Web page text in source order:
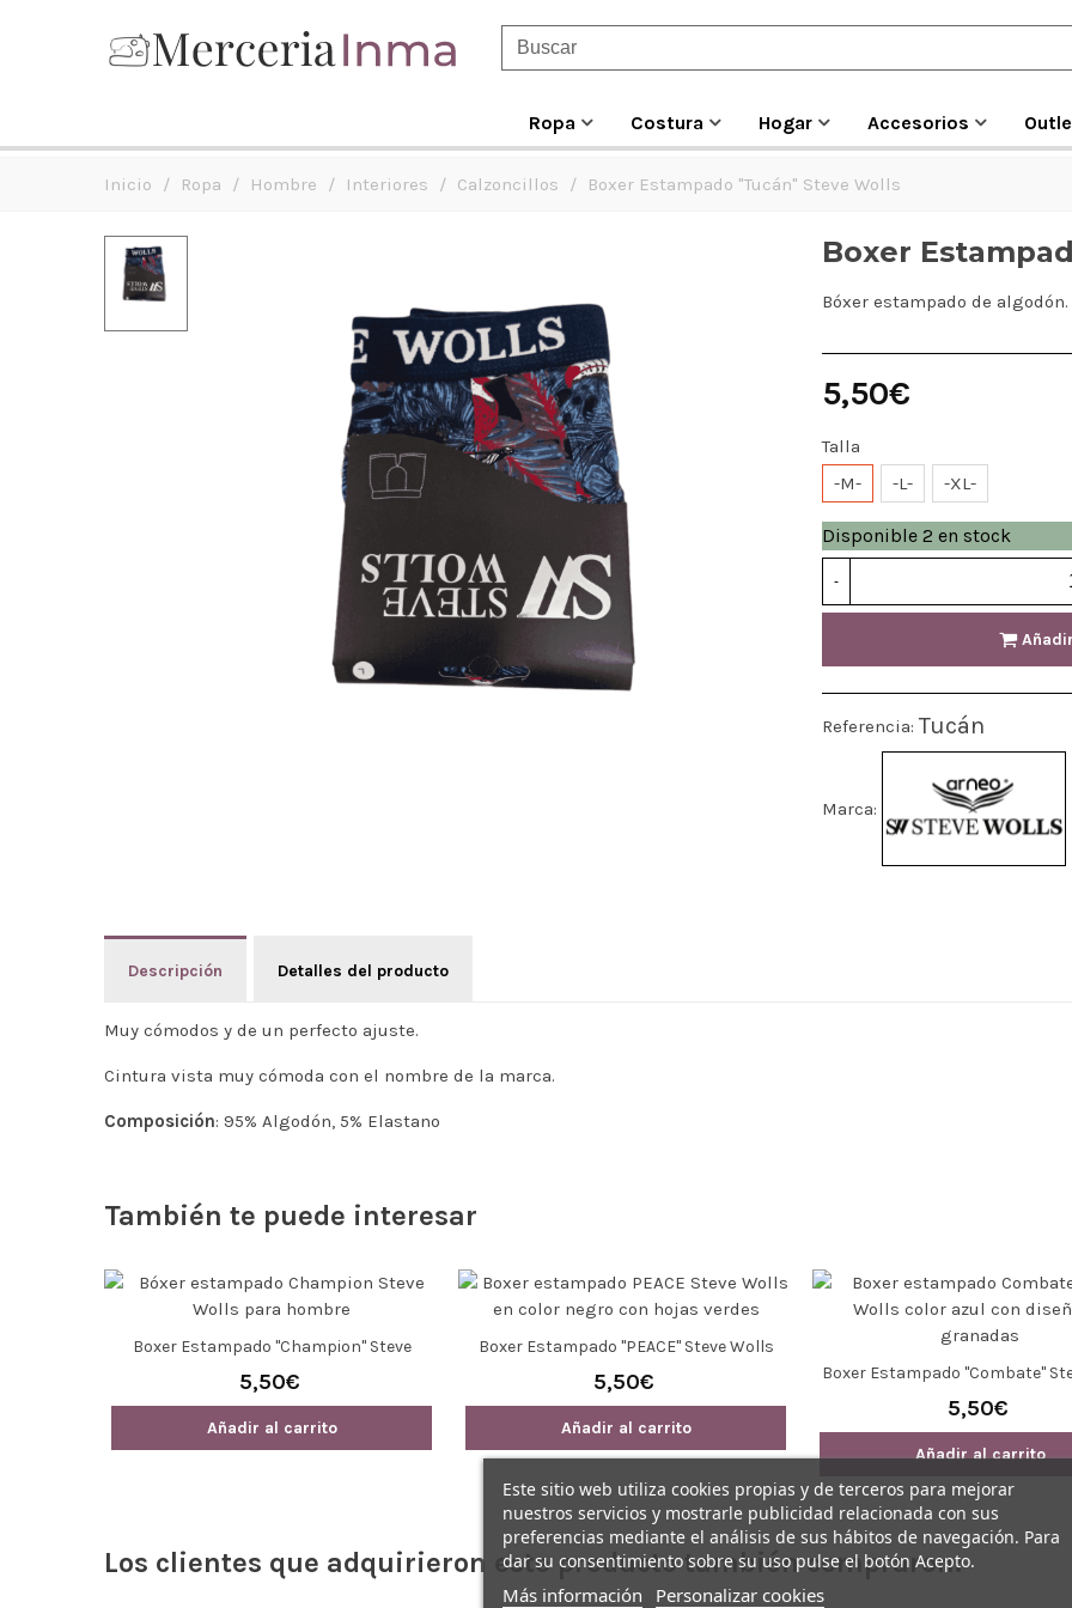
Ropa Costura Hogar Accesorios
Inicio / Ropa / Hombre / Interiores / Calzoncillos / Boxer Estampado "Tucán" Steve Wolls
Boxer
Bóxer estampado de algodón.
5,50€
Talla
-M-
-L- -XL-
Disponible 2 en stock
-
Referencia: Tucán
Marca:
Descripción Detalles del producto
Muy cómodos y de un perfecto ajuste.
Cintura vista muy cómoda con el nombre de la marca.
Composición: 95% Algodón, 5% Elastano
También te puede interesar
Boxer Estampado "Champion" Steve
Wolls
5,50€
Añadir al carrito
Boxer Estampado "PEACE" Steve Wolls
5,50€
Añadir al carrito
Boxer Estampado "Combate"
5,50€
Añadir al carrito
Los clientes que adquirieron este producto también compraron:
Este sitio web utiliza cookies propias y de terceros para mejorar
nuestros servicios y mostrarle publicidad relacionada con sus
preferencias mediante el análisis de sus hábitos de navegación. Para
dar su consentimiento sobre su uso pulse el botón Acepto.
Más información Personalizar cookies